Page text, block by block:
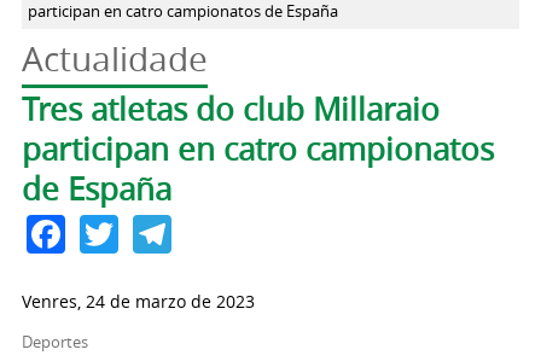
participan en catro campionatos de España
Actualidade
Pestanas principais
Tres atletas do club Millaraio
participan en catro campionatos
de España
Facebook
TwitterTelegram
Venres, 24 de marzo de 2023
Deportes